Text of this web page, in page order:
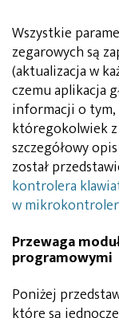
Wszystkie
zegarowych są
(aktualizacja w
czemu aplikacja
informacji o tym,
któregokolwiek
szczegółowy
został
kontrolera
w
Przewaga
programowymi
Poniżej